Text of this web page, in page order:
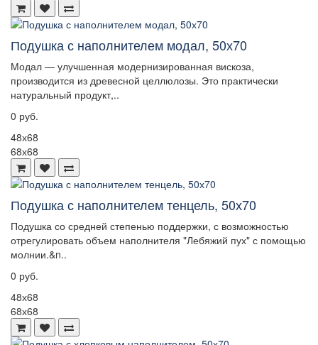
Подушка с наполнителем модал, 50х70
Модал — улучшенная модернизированная вискоза,
производится из древесной целлюлозы. Это практически
натуральный продукт,..
0 руб.
48х68
68х68
Подушка с наполнителем тенцель, 50х70
Подушка со средней степенью поддержки, с возможностью
отрегулировать объем наполнителя "Лебяжий пух" с помощью
молнии.&n..
0 руб.
48х68
68х68